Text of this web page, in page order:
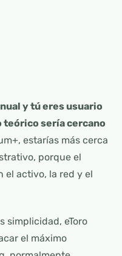
y tú eres usuario
sería cercano
estarías más cerca
porque el
el activo, la red y el
simplicidad, eToro
el máximo